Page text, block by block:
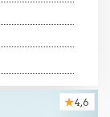
4,6